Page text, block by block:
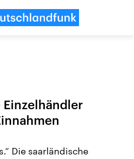
Die saarländische